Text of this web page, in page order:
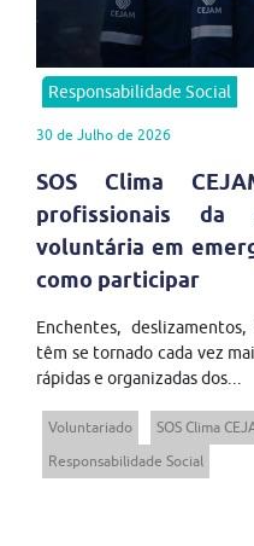
Responsabilidade Social
30 de Julho de 2026
SOS Clima
profissionais da
voluntária em
como participar
Enchentes,
têm se tornado cada vez
rápidas e organizadas dos...
Voluntariado SOS Clima
Responsabilidade Social